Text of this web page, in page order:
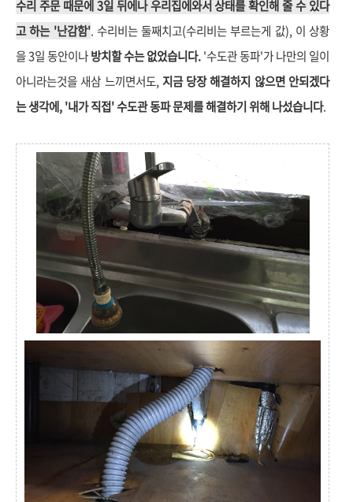
수리 주문 때문에 3일 뒤에나 우리집에와서 상태를 확인해 줄 수 있다
고 하는 '난감함'. 수리비는 둘째치고(수리비는 부르는게 값), 이 상황
을 3일 동안이나방치할 수는 없었습니다.'수도관 동파'가 나만의 일이
아니라는것을 새삼 느끼면서도, 지금 당장 해결하지 않으면 안되겠다
는 생각에, '내가 직접' 수도관 동파 문제를 해결하기 위해 나섰습니다.